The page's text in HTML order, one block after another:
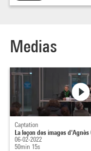
Medias
Captation
La leçon des images d'Agnès
06-02-2022
50min 15s